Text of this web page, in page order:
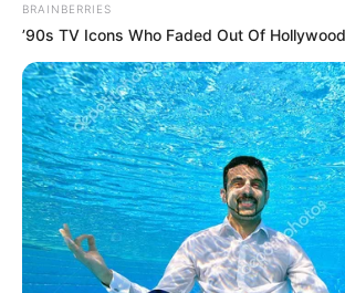
BRAINBERRIES
’90s TV Icons Who Faded Out Of Hollywood